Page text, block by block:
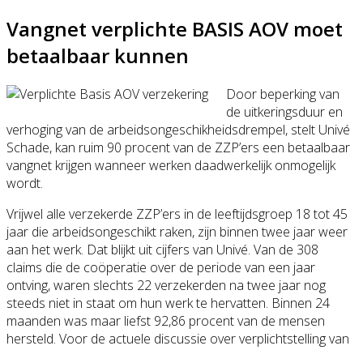
Vangnet verplichte BASIS AOV moet
betaalbaar kunnen
Door beperking van
de uitkeringsduur en
verhoging van de arbeidsongeschikheidsdrempel, stelt Univé
Schade, kan ruim 90 procent van de ZZP’ers een betaalbaar
vangnet krijgen wanneer werken daadwerkelijk onmogelijk
wordt.
Vrijwel alle verzekerde ZZP’ers in de leeftijdsgroep 18 tot 45
jaar die arbeidsongeschikt raken, zijn binnen twee jaar weer
aan het werk. Dat blijkt uit cijfers van Univé. Van de 308
claims die de coöperatie over de periode van een jaar
ontving, waren slechts 22 verzekerden na twee jaar nog
steeds niet in staat om hun werk te hervatten. Binnen 24
maanden was maar liefst 92,86 procent van de mensen
hersteld. Voor de actuele discussie over verplichtstelling van